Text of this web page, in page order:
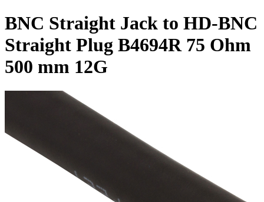
BNC Straight Jack to HD-BNC
Straight Plug B4694R 75 Ohm
500 mm 12G